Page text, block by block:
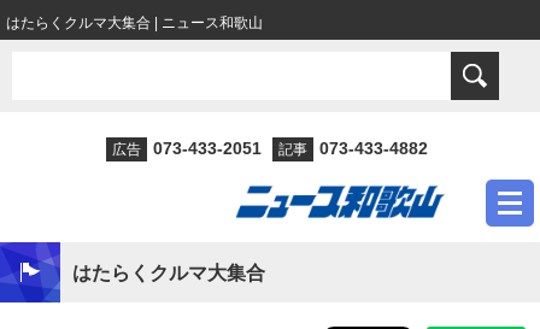
はたらくクルマ大集合 | ニュース和歌山
広告 073-433-2051 記事 073-433-4882
はたらくクルマ大集合